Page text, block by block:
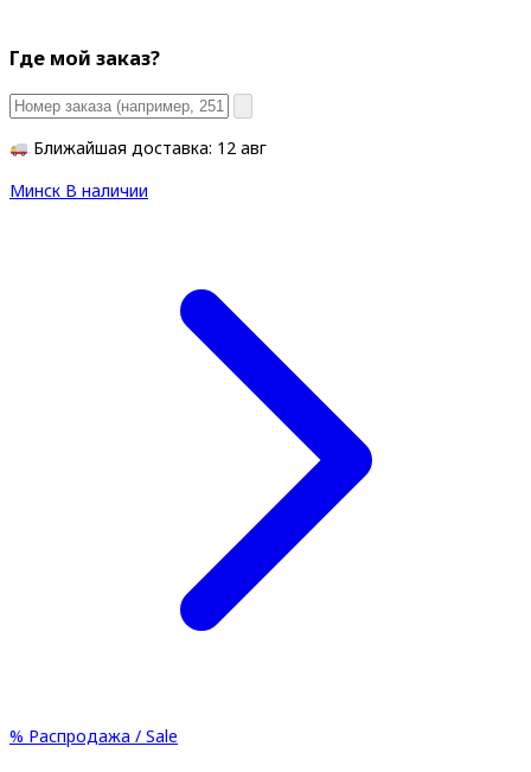
Где мой заказ?
Ближайшая доставка: 12 авг
Минск В наличии
% Распродажа / Sale